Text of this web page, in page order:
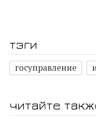
тэги
госуправление
читайте